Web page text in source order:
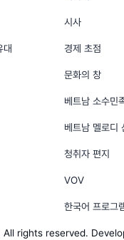
시사
대 경제 초점
문화의 창
베트남 소수민
베트남 멜로디
청취자 편지
VOV
한국어 프로그
rights reserved.